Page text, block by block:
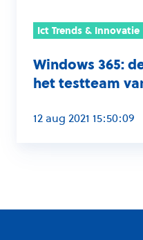
Ict Trends & Innovatie
Windows 365:
het testteam
12 aug 2021 15:50:09